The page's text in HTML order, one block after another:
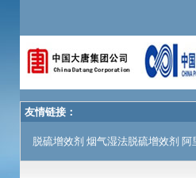
友情链接：
脱硫增效剂 烟气湿法脱硫增效剂 阿